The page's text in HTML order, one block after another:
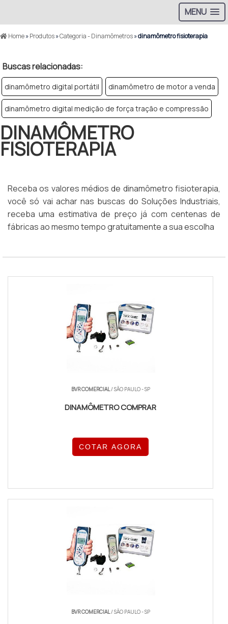
MENU
Home»Produtos»Categoria - Dinamômetros»dinamômetro fisioterapia
Buscas relacionadas:
dinamômetro digital portátil dinamômetro de motor a venda
dinamômetro digital medição de força tração e compressão
DINAMÔMETRO
FISIOTERAPIA
Receba os valores médios de dinamômetro fisioterapia,
você só vai achar nas buscas do Soluções Industriais,
receba uma estimativa de preço já com centenas de
fábricas ao mesmo tempo gratuitamente a sua escolha
BVR COMERCIAL/ SÃO PAULO - SP
DINAMÔMETRO COMPRAR
COTAR AGORA
BVR COMERCIAL/ SÃO PAULO - SP